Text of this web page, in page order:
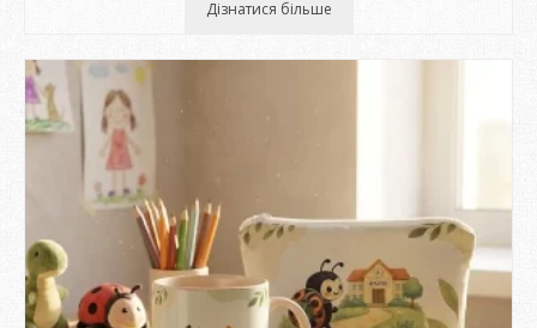
Дізнатися більше